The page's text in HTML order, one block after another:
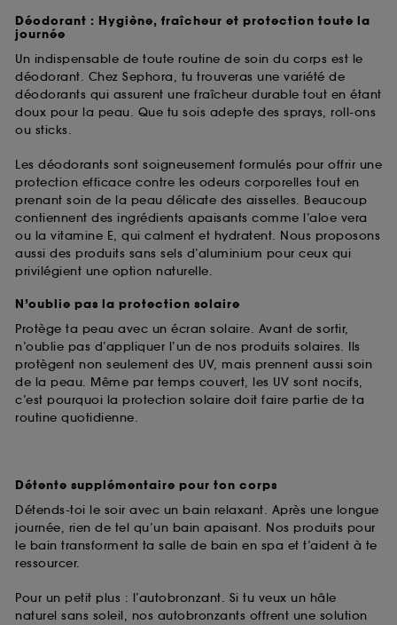
Déodorant : Hygiène, fraîcheur et protection toute la
journée
Un indispensable de toute routine de soin du corps est le
déodorant. Chez Sephora, tu trouveras une variété de
déodorants qui assurent une fraîcheur durable tout en étant
doux pour la peau. Que tu sois adepte des sprays, roll-ons
ou sticks.
Les déodorants sont soigneusement formulés pour offrir une
protection efficace contre les odeurs corporelles tout en
prenant soin de la peau délicate des aisselles. Beaucoup
contiennent des ingrédients apaisants comme l’aloe vera
ou la vitamine E, qui calment et hydratent. Nous proposons
aussi des produits sans sels d’aluminium pour ceux qui
privilégient une option naturelle.
N’oublie pas la protection solaire
Protège ta peau avec un écran solaire. Avant de sortir,
n’oublie pas d’appliquer l’un de nos produits solaires. Ils
protègent non seulement des UV, mais prennent aussi soin
de la peau. Même par temps couvert, les UV sont nocifs,
c’est pourquoi la protection solaire doit faire partie de ta
routine quotidienne.
Détente supplémentaire pour ton corps
Détends-toi le soir avec un bain relaxant. Après une longue
journée, rien de tel qu’un bain apaisant. Nos produits pour
le bain transforment ta salle de bain en spa et t’aident à te
ressourcer.
Pour un petit plus : l’autobronzant. Si tu veux un hâle
naturel sans soleil, nos autobronzants offrent une solution